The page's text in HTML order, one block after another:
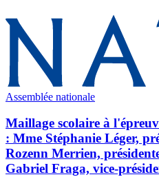
Assemblée nationale
Maillage scolaire à
: Mme Stéphanie Léger,
Rozenn Merrien,
Gabriel Fraga, vice-